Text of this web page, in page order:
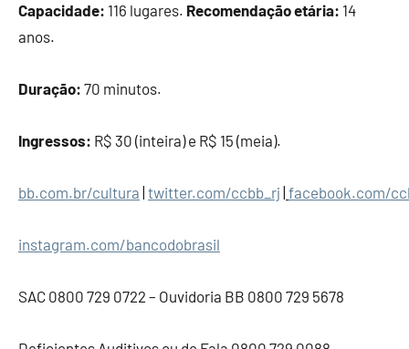
Capacidade: 116 lugares. Recomendação etária: 14
anos.
Duração: 70 minutos.
Ingressos: R$ 30 (inteira) e R$ 15 (meia).
bb.com.br/cultura twitter.com/ccbb_rj facebook.com/
instagram.com/bancodobrasil
SAC 0800 729 0722 – Ouvidoria BB 0800 729 5678